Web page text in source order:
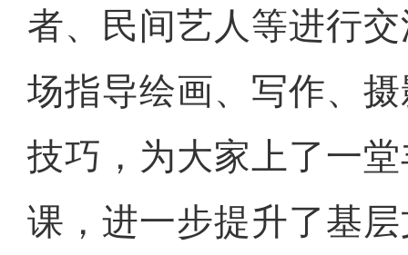
者、民间艺人等进行
场指导绘画、写作、
技巧，为大家上了一
课，进一步提升了基